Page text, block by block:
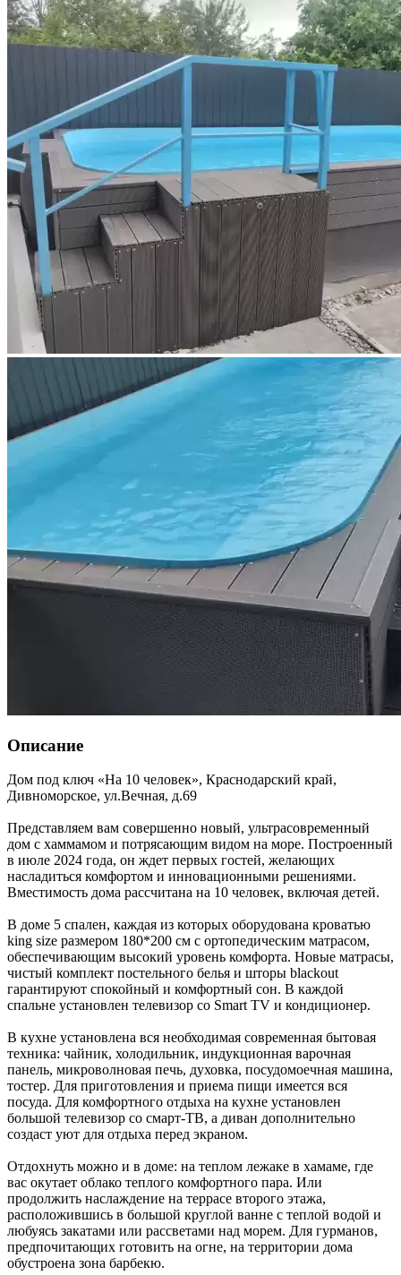
Описание
Дом под ключ «На 10 человек», Краснодарский край,
Дивноморское, ул.Вечная, д.69
Представляем вам совершенно новый, ультрасовременный
дом с хаммамом и потрясающим видом на море. Построенный
в июле 2024 года, он ждет первых гостей, желающих
насладиться комфортом и инновационными решениями.
Вместимость дома рассчитана на 10 человек, включая детей.
В доме 5 спален, каждая из которых оборудована кроватью
king size размером 180*200 см с ортопедическим матрасом,
обеспечивающим высокий уровень комфорта. Новые матрасы,
чистый комплект постельного белья и шторы blackout
гарантируют спокойный и комфортный сон. В каждой
спальне установлен телевизор со Smart TV и кондиционер.
В кухне установлена вся необходимая современная бытовая
техника: чайник, холодильник, индукционная варочная
панель, микроволновая печь, духовка, посудомоечная машина,
тостер. Для приготовления и приема пищи имеется вся
посуда. Для комфортного отдыха на кухне установлен
большой телевизор со смарт-ТВ, а диван дополнительно
создаст уют для отдыха перед экраном.
Отдохнуть можно и в доме: на теплом лежаке в хамаме, где
вас окутает облако теплого комфортного пара. Или
продолжить наслаждение на террасе второго этажа,
расположившись в большой круглой ванне с теплой водой и
любуясь закатами или рассветами над морем. Для гурманов,
предпочитающих готовить на огне, на территории дома
обустроена зона барбекю.